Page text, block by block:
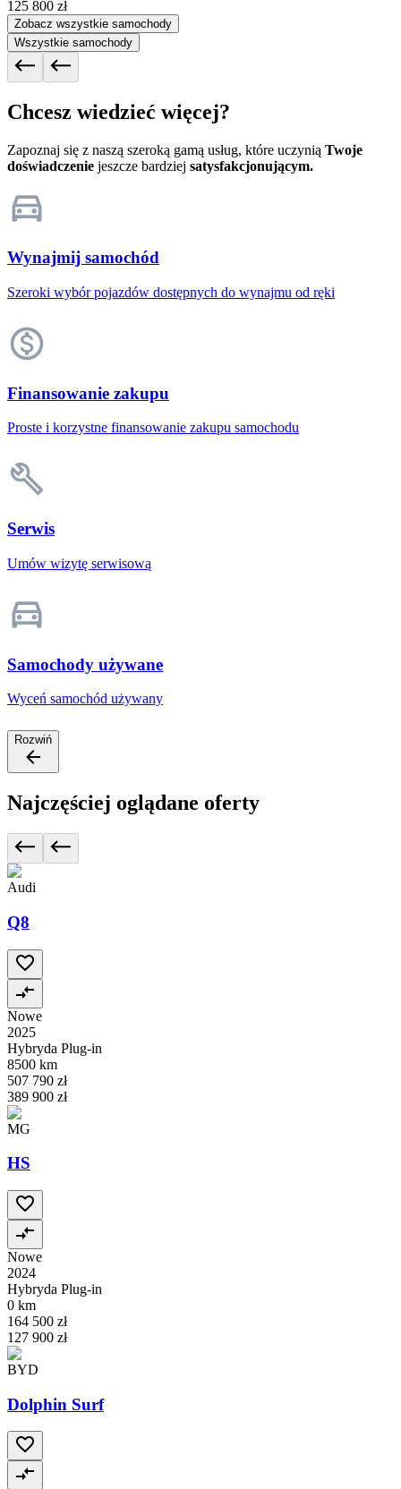
125 800 zł
Zobacz wszystkie samochody
Wszystkie samochody
Chcesz wiedzieć więcej?
Zapoznaj się z naszą szeroką gamą usług, które uczynią Twoje
doświadczenie jeszcze bardziej satysfakcjonującym.
Wynajmij samochód
Szeroki wybór pojazdów dostępnych do wynajmu od ręki
Finansowanie zakupu
Proste i korzystne finansowanie zakupu samochodu
Serwis
Umów wizytę serwisową
Samochody używane
Wyceń samochód używany
Rozwiń
Najczęściej oglądane oferty
Audi
Q8
Nowe
2025
Hybryda Plug-in
8500 km
507 790 zł
389 900 zł
MG
HS
Nowe
2024
Hybryda Plug-in
0 km
164 500 zł
127 900 zł
BYD
Dolphin Surf